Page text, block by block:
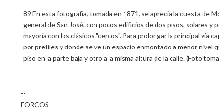
89 En esta fotografía, tomada en 1871, se aprecia la cuesta de
general de San José, con pocos edificios de dos pisos, solares y
mayoría con los clásicos "cercos". Para prolongar la principal vía
por pretiles y donde se ve un espacio enmontado a menor nivel
piso en la parte baja y otro a la misma altura de la calle. (Foto
--
FORCOS